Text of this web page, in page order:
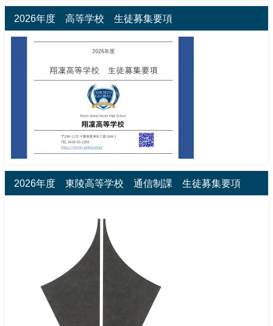
2026年度 高等学校 生徒募集要項
2026年度 東陵高等学校 通信制課 生徒募集要項